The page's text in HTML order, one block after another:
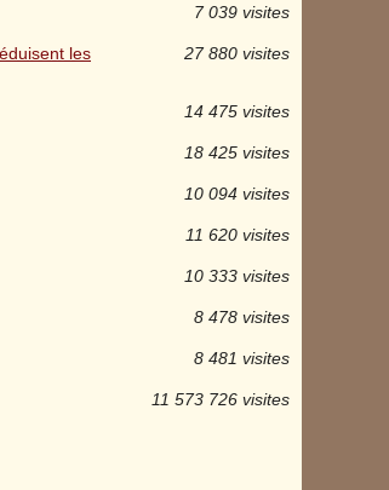
7 039 visites
les
27 880 visites
14 475 visites
18 425 visites
10 094 visites
11 620 visites
10 333 visites
8 478 visites
8 481 visites
11 573 726 visites